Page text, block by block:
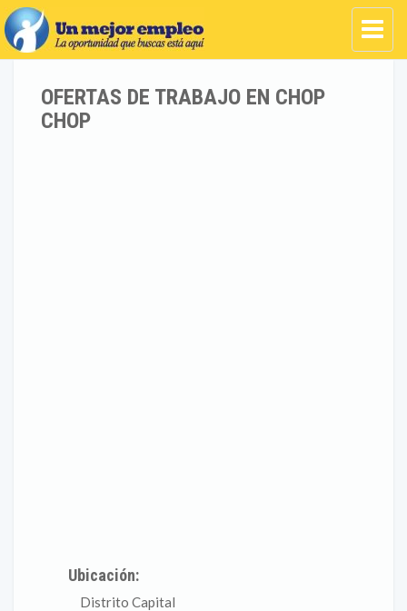
OFERTAS DE TRABAJO EN CHOP
CHOP
Ubicación:
Distrito Capital